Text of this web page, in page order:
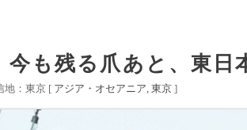
今も残る爪あと、東日
地：東京 [ アジア・オセアニア 東京 ]